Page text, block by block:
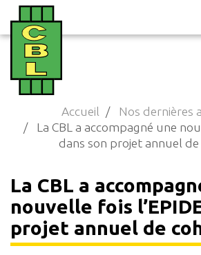
Aller
au
contenu
principal
Accueil
Nos dernières
La CBL a accompagné une
dans son projet annuel de
La CBL a
nouvelle fois
projet annuel de